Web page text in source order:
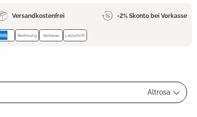
Versandkostenfrei -2% Skonto bei Vorkasse
Rechnung Vorkasse Lastschrift
Altrosa